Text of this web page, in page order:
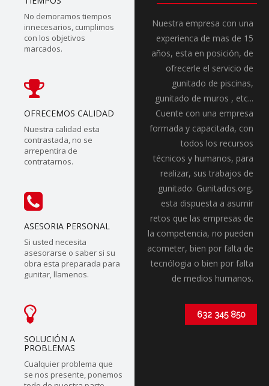
No demoramos tiempos
innecesarios, cumplimos
con los objetivos
marcados.
OFRECEMOS CALIDAD
Nuestra calidad esta
contrastada, no se
arrepentira de
contratarnos.
ASESORIA PERSONAL
Si usted necesita
asesorarse o saber si su
obra esta preparada para
gunitar, llamenos.
SOLUCIÓN A
PROBLEMAS
Cualquier problema que
se nos presente, ponemos
Nuestra empresa con una
experienca de mas de 15
años, esta en posición, de
ofrecerle el servicio de
gunitado de piscinas,
gunitado de muros , etc...
Cuente con una empresa
formada y capacitada, con
todos los recursos
técnicos y humanos, para
realizar, sus trabajos de
gunitado. Gunitados.org,
esta dispuesta a asumir
retos que las empresas de
la competencia, no pueden
acometer, bien por falta de
tecnólogia o bien por falta
de medios humanos.
632 345 850